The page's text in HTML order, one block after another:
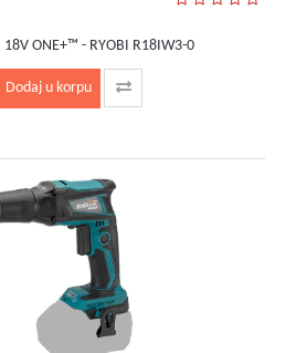
ONE+™ - RYOBI R18IW3-0
Dodaj u korpu